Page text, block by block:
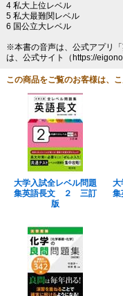
4 私大上位レベル
5 私大最難関レベル
6 国公立大レベル
※本書の音声は、公式アプリ
は、公式サイト（https://
この商品をご覧のお客様は、
大学入試全レベル問題
集英語長文 ２ 三訂
版
大